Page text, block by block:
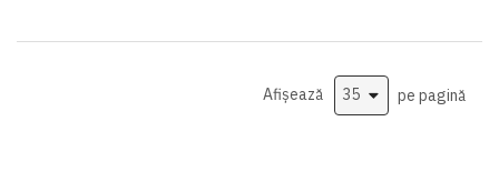
Afișează pe pagină